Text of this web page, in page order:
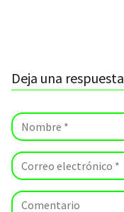
Deja una respuesta